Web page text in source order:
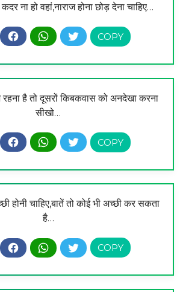
ना हो वहां,नाराज होना छोड़ देना चाहिए…
है तो दूसरों किबकवास को अनदेखा करना
सीखो…
होनी चाहिए,बातें तो कोई भी अच्छी कर सकता
है…